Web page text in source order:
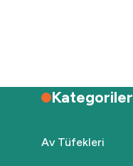
Kategoriler
Av Tüfekleri